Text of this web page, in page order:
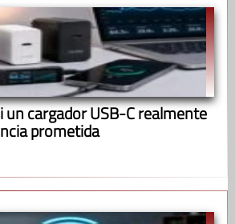
un cargador USB-C realmente
prometida